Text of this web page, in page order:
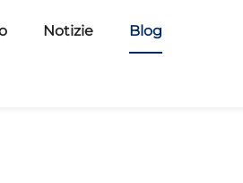
Notizie Blog